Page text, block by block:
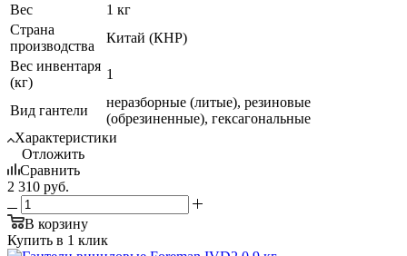
Вес
1 кг
Страна
производства
Китай (КНР)
Вес инвентаря
(кг)
1
Вид гантели
неразборные (литые), резиновые
(обрезиненные), гексагональные
Характеристики
Отложить
Сравнить
2 310 руб.
В корзину
Купить в 1 клик